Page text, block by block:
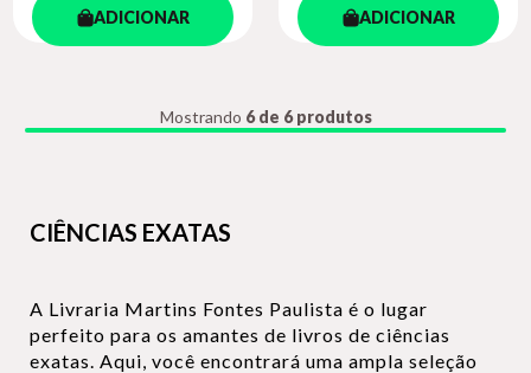
ADICIONAR ADICIONAR
Mostrando 6 de 6 produtos
CIÊNCIAS EXATAS
A Livraria Martins Fontes Paulista é o lugar
perfeito para os amantes de livros de ciências
exatas. Aqui, você encontrará uma ampla seleção